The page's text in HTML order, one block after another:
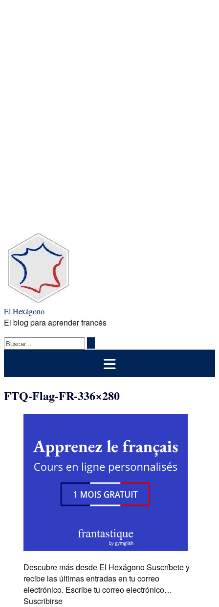
contenido
El Hexágono
El blog para aprender francés
FTQ-Flag-FR-336×280
Descubre más desde El Hexágono Suscríbete y
recibe las últimas entradas en tu correo
electrónico. Escribe tu correo electrónico…
Suscribirse